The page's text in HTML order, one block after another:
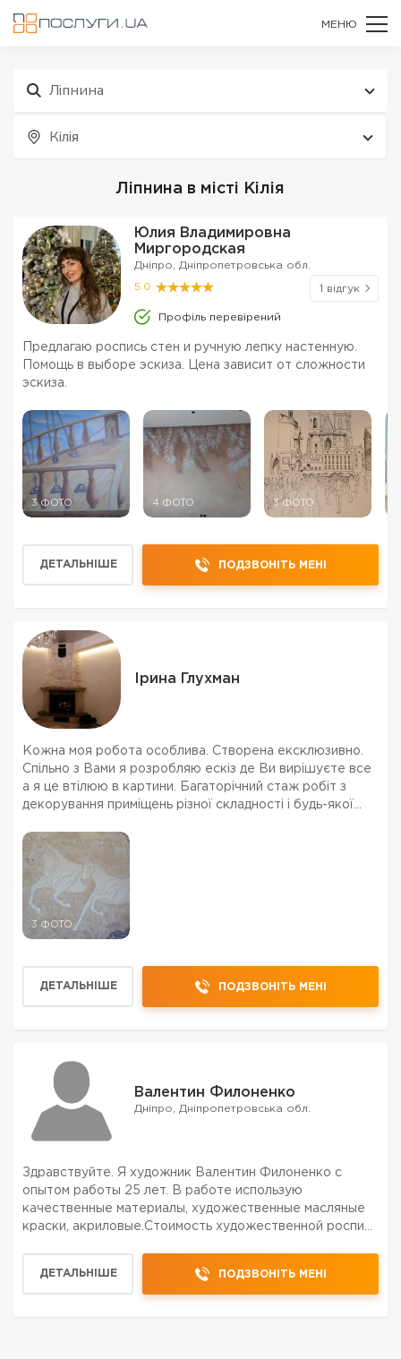
МЕНЮ
Ліпнина
Кілія
Ліпнина в місті Кілія
Юлия Владимировна
Миргородская
Дніпро, Дніпропетровська обл.
5.0 1 відгук
Профіль перевірений
Предлагаю роспись стен и ручную лепку настенную.
Помощь в выборе эскиза. Цена зависит от сложности
эскиза.
3 ФОТО 4 ФОТО 3 ФОТО
ДЕТАЛЬНІШЕ ПОДЗВОНІТЬ МЕНІ
Ірина Глухман
Кожна моя робота особлива. Створена ексклюзивно.
Спільно з Вами я розробляю ескіз де Ви вирішуєте все
а я це втілюю в картини. Багаторічний стаж робіт з
декорування приміщень різної складності і будь-якої
із зображеннями людей, тварин. Робл...
3 ФОТО
ДЕТАЛЬНІШЕ ПОДЗВОНІТЬ МЕНІ
Валентин Филоненко
Дніпро, Дніпропетровська обл.
Здравствуйте. Я художник Валентин Филоненко с
опытом работы 25 лет. В работе использую
качественные материалы, художественные масляные
краски, акриловые.Стоимость художественной росписи
росписывать. Помогу с выбо...
ДЕТАЛЬНІШЕ ПОДЗВОНІТЬ МЕНІ